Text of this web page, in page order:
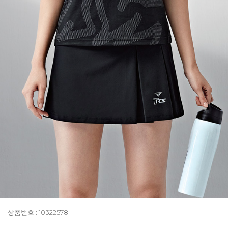
상품번호 : 10322578